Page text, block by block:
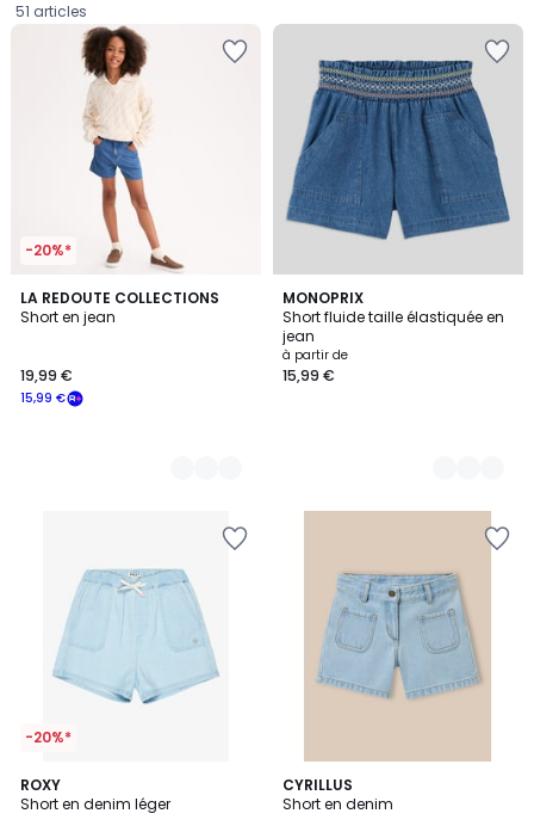
51 articles
-20%*
LA REDOUTE COLLECTIONS
Short en jean
€
souscrivez
15,99 €
19,99 €
2
Couleurs
MONOPRIX
Short fluide taille élastiquée en
jean
à partir de
15,99 €
2
Couleurs
-20%*
ROXY
Short en denim léger
4
/
2
Couleurs
CYRILLUS
Short en denim